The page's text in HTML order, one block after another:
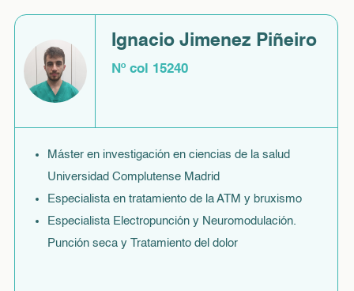
Ignacio Jimenez Piñeiro
Nº col 15240
Máster en investigación en ciencias de la salud
Universidad Complutense Madrid
Especialista en tratamiento de la ATM y bruxismo
Especialista Electropunción y Neuromodulación.
Punción seca y Tratamiento del dolor